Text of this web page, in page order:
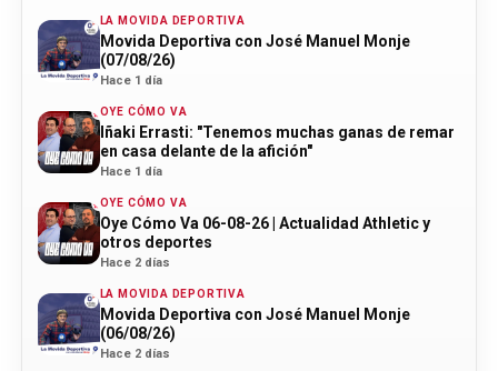
LA MOVIDA DEPORTIVA
Movida Deportiva con José Manuel Monje
(07/08/26)
Hace 1 día
OYE CÓMO VA
Iñaki Errasti: "Tenemos muchas ganas de remar
en casa delante de la afición"
Hace 1 día
OYE CÓMO VA
Oye Cómo Va 06-08-26 | Actualidad Athletic y
otros deportes
Hace 2 días
LA MOVIDA DEPORTIVA
Movida Deportiva con José Manuel Monje
(06/08/26)
Hace 2 días